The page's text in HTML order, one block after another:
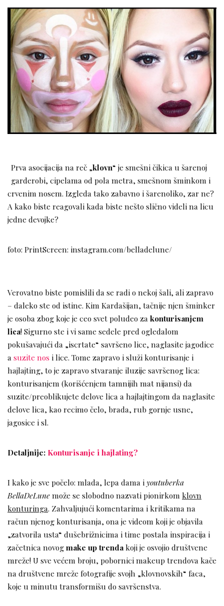
Prva asocijacija na reč „klovn“ je smešni čikica u šarenoj
garderobi, cipelama od pola metra, smešnom šminkom i
crvenim nosem. Izgleda tako zabavno i šarenoliko, zar ne?
A kako biste reagovali kada biste nešto slično videli na licu
jedne devojke?
foto: PrintScreen: instagram.com/belladelune/
Verovatno biste pomislili da se radi o nekoj šali, ali zapravo
– daleko ste od istine. Kim Kardašijan, tačnije njen šminker
je osoba zbog koje je ceo svet poludeo zakonturisanjem
lica! Sigurno ste i vi same sedele pred ogledalom
pokušavajući da „iscrtate“ savršeno lice, naglasite jagodice
asuzite nos i lice. Tome zapravo i služi konturisanje i
hajlajting, to je zapravo stvaranje iluzije savršenog lica:
konturisanjem (korišćenjem tamnijih mat nijansi) da
suzite/preoblikujete delove lica a hajlajtingom da naglasite
delove lica, kao recimo čelo, brada, rub gornje usne,
jagosice i sl.
Detaljnije: Konturisanje i hajlating?
I kako je sve počelo: mlada, lepa dama iyoutuberka
BellaDeLunemože se slobodno nazvati pionirkom klovn
konturinga. Zahvaljujući komentarima i kritikama na
račun njenog konturisanja, ona je videom koji je objavila
„zatvorila usta“ dušebrižnicima i time postala inspiracija i
začetnica novogmake up trendakoji je osvojio društvene
mreže! U sve većem broju, pobornici makeup trendova kače
na društvene mreže fotografije svojh „klovnovskih“ faca,
koje u minutu transformišu do savršenstva.